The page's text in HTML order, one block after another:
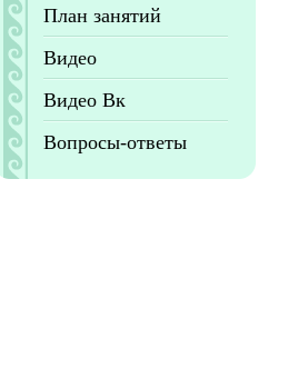
План занятий
Видео
Видео Вк
Вопросы-ответы